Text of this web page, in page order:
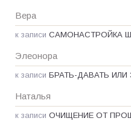
Вера
к записи САМОНАСТРОЙКА
Элеонора
к записи БРАТЬ-ДАВАТЬ
Наталья
к записи ОЧИЩЕНИЕ ОТ